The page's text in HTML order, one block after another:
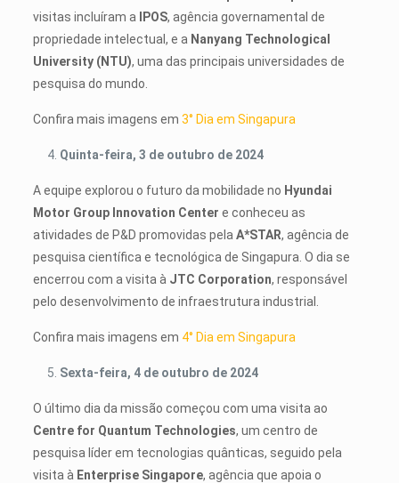
visitas incluíram a
IPOS, agência governamental de
propriedade intelectual, e a Nanyang Technological
University (NTU), uma das principais universidades de
pesquisa do mundo.
Confira mais imagens em 3° Dia em Singapura
Quinta-feira, 3 de outubro de 2024
A equipe explorou o futuro da mobilidade no Hyundai
Motor Group Innovation Center e conheceu as
atividades de P&D promovidas pela A*STAR, agência de
pesquisa científica e tecnológica de Singapura. O dia se
encerrou com a visita à JTC Corporation, responsável
pelo desenvolvimento de infraestrutura industrial.
Confira mais imagens em 4° Dia em Singapura
Sexta-feira, 4 de outubro de 2024
O último dia da missão começou com uma visita ao
Centre for Quantum Technologies, um centro de
pesquisa líder em tecnologias quânticas, seguido pela
visita à Enterprise Singapore, agência que apoia o